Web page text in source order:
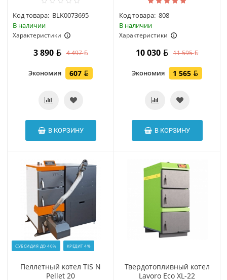
Код товара: BLK0073695
В наличии
Характеристики
3 890 4 497
Экономия 607
В КОРЗИНУ
Код товара: 808
В наличии
Характеристики
10 030 11 595
Экономия 1 565
В КОРЗИНУ
СУБСИДИЯ ДО 40% КРЕДИТ 4%
Пеллетный котел TIS N
Pellet 20
Твердотопливный котел
Lavoro Eco XL-22